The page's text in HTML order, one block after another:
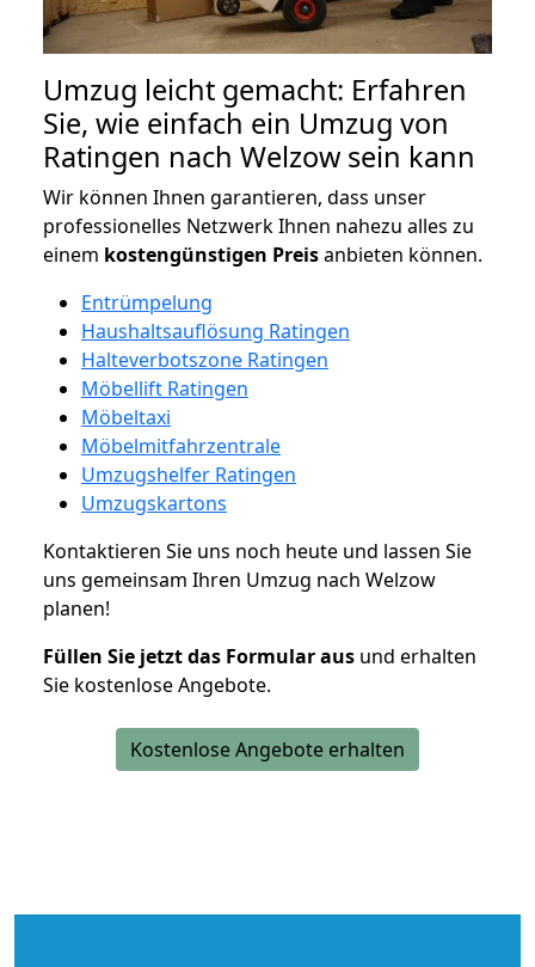
Umzug leicht gemacht: Erfahren
Sie, wie einfach ein Umzug von
Ratingen nach Welzow sein kann
Wir können Ihnen garantieren, dass unser
professionelles Netzwerk Ihnen nahezu alles zu
einem kostengünstigen Preisanbieten können.
Entrümpelung
Haushaltsauflösung Ratingen
Halteverbotszone Ratingen
Möbellift Ratingen
Möbeltaxi
Möbelmitfahrzentrale
Umzugshelfer Ratingen
Umzugskartons
Kontaktieren Sie uns noch heute und lassen Sie
uns gemeinsam Ihren Umzug nach Welzow
planen!
Füllen Sie jetzt das Formular aus und erhalten
Sie kostenlose Angebote.
Kostenlose Angebote erhalten